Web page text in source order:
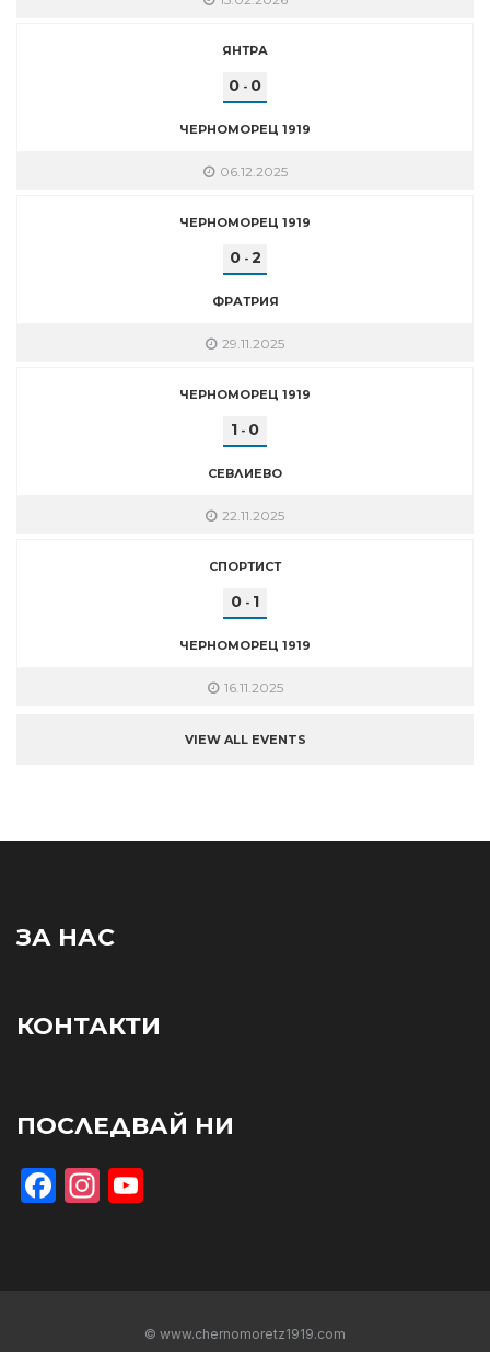
ЯНТРА
0 - 0
ЧЕРНОМОРЕЦ 1919
06.12.2025
ЧЕРНОМОРЕЦ 1919
0- 2
ФРАТРИЯ
29.11.2025
ЧЕРНОМОРЕЦ 1919
1 - 0
СЕВЛИЕВО
22.11.2025
СПОРТИСТ
0 - 1
ЧЕРНОМОРЕЦ 1919
16.11.2025
VIEW ALL EVENTS
ЗА НАС
КОНТАКТИ
ПОСЛЕДВАЙ НИ
Facebook
Instagram
© www.chernomoretz1919.com